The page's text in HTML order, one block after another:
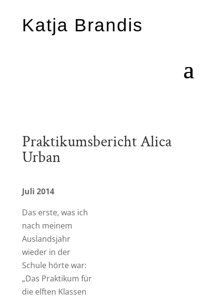
Katja Brandis
Praktikumsbericht Alica
Urban
Juli 2014
Das erste, was ich
nach meinem
Auslandsjahr
wieder in der
Schule hörte war:
„Das Praktikum für
die elften Klassen